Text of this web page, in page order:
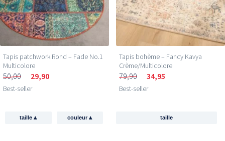
Tapis patchwork Rond – Fade No.1
Multicolore
50,00 29,90
Best-seller
taille▴ couleur▴
Tapis bohème – Fancy Kavya
Crème/Multicolore
79,90 34,95
Best-seller
taille